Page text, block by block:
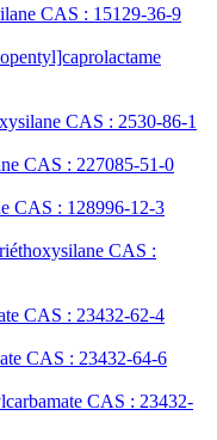
CAS : 15129-36-9
CAS : 2530-86-1
CAS : 227085-51-0
CAS : 128996-12-3
CAS :
CAS : 23432-62-4
CAS : 23432-64-6
CAS : 23432-